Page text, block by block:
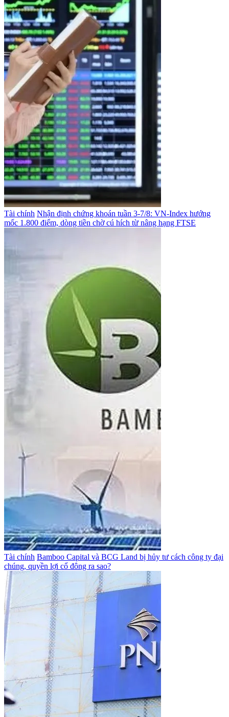
Tài chính Nhận định chứng khoán tuần 3-7/8: VN-Index hướng
mốc 1.800 điểm, dòng tiền chờ cú hích từ nâng hạng FTSE
Tài chính Bamboo Capital và BCG Land bị hủy tư cách công ty đại
chúng, quyền lợi cổ đông ra sao?